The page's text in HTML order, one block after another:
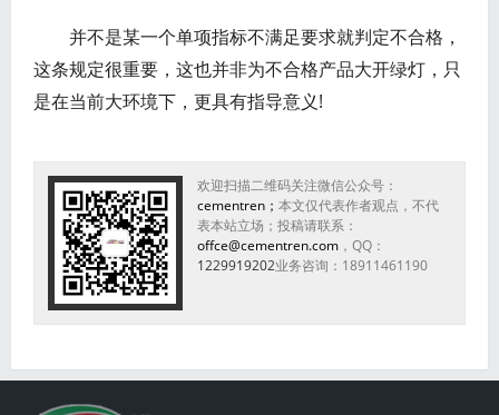
并不是某一个单项指标不满足要求就判定不合格，
这条规定很重要，这也并非为不合格产品大开绿灯，只
是在当前大环境下，更具有指导意义!
欢迎扫描二维码关注微信公众号：
cementren； 本文仅代表作者观点，不代
表本站立场；投稿请联系：
offce@cementren.com，QQ：
1229919202业务咨询：18911461190